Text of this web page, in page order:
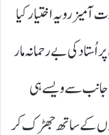
رویہ اختیار کیا
کی بے رحمانہ مار
جانب سے ویسے ہی
بچوں کے ساتھ جھڑک کر